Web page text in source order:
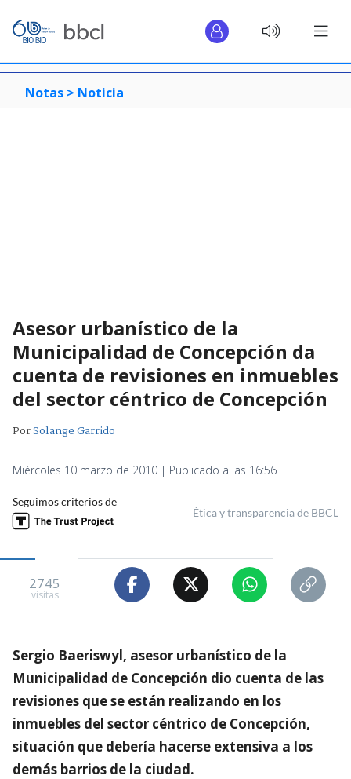
Notas > Noticia
Asesor urbanístico de la
Municipalidad de Concepción da
cuenta de revisiones en inmuebles
del sector céntrico de Concepción
PorSolange Garrido
Miércoles 10 marzo de 2010 | Publicado a las 16:56
Seguimos criterios de
Ética y transparencia de BBCL
2745
visitas
Sergio Baeriswyl, asesor urbanístico de la
Municipalidad de Concepción dio cuenta de las
revisiones que se están realizando en los
inmuebles del sector céntrico de Concepción,
situación que debería hacerse extensiva a los
demás barrios de la ciudad.